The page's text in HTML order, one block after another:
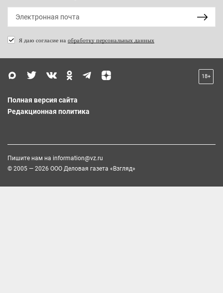
Я даю согласие на обработку персональных данных
18+
Полная версия сайта
Редакционная политика
Пишите нам на information@vz.ru
© 2005 — 2026 ООО Деловая газета «Взгляд»